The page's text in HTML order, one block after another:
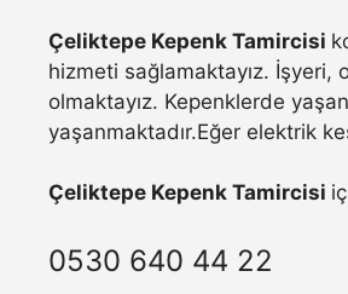
Çeliktepe Kepenk Tamircisi
hizmeti sağlamaktayız. İşyeri,
olmaktayız. Kepenklerde
yaşanmaktadır.Eğer elektrik
Çeliktepe Kepenk Tamircisi
0530 640 44 22